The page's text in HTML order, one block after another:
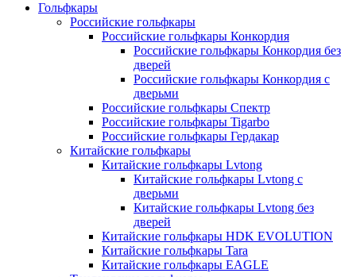
Гольфкары
Российские гольфкары
Российские гольфкары Конкордия
Российские гольфкары Конкордия без
дверей
Российские гольфкары Конкордия с
дверьми
Российские гольфкары Спектр
Российские гольфкары Tigarbo
Российские гольфкары Гердакар
Китайские гольфкары
Китайские гольфкары Lvtong
Китайские гольфкары Lvtong с
дверьми
Китайские гольфкары Lvtong без
дверей
Китайские гольфкары HDK EVOLUTION
Китайские гольфкары Tara
Китайские гольфкары EAGLE